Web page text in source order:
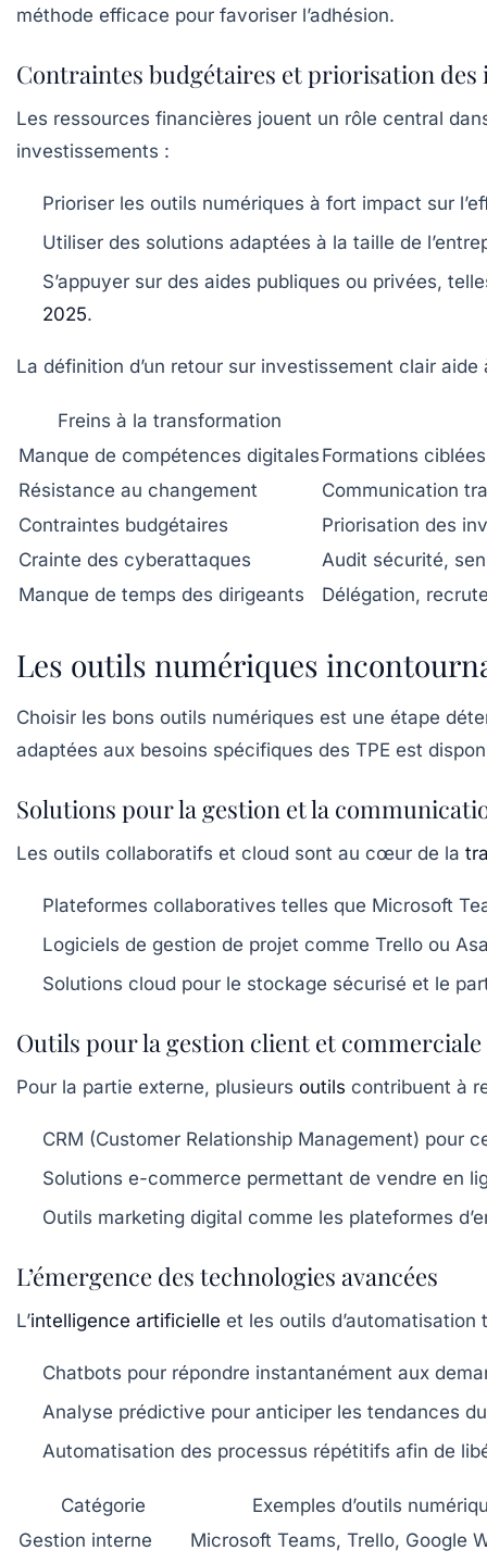
méthode efficace pour favoriser l’adhésion.
Contraintes budgétaires et priorisation des
Les ressources financières jouent un rôle central
investissements :
Prioriser les outils numériques à fort impact sur
Utiliser des solutions adaptées à la taille de
S’appuyer sur des aides publiques ou privées,
2025.
La définition d’un retour sur investissement clair
Freins à la transformation
Manque de compétences digitales Formations
Résistance au changement
Communication
Contraintes budgétaires
Priorisation des
Crainte des cyberattaques
Audit sécurité,
Manque de temps des dirigeants
Délégation,
Les outils numériques
Choisir les bons outils numériques est une étape
adaptées aux besoins spécifiques des TPE est
Solutions pour la gestion et la
Les outils collaboratifs et cloud sont au cœur de la
Plateformes collaboratives telles que Microsoft
Logiciels de gestion de projet comme Trello ou
Solutions cloud pour le stockage sécurisé et le
Outils pour la gestion client et commerciale
Pour la partie externe, plusieurs outils contribuent à
CRM (Customer Relationship Management) pour
Solutions e-commerce permettant de vendre en
Outils marketing digital comme les plateformes
L’émergence des technologies avancées
L’intelligence artificielle et les outils
Chatbots pour répondre instantanément aux
Analyse prédictive pour anticiper les tendances
Automatisation des processus répétitifs afin de
Catégorie
Exemples d’outils
Gestion interne
Microsoft Teams, Trello, Google